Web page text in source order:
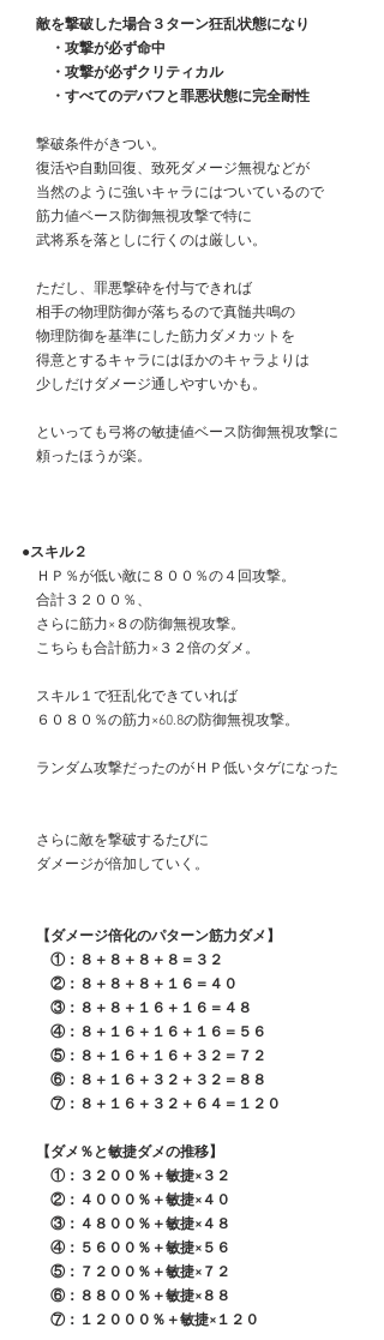
敵を撃破した場合３ターン狂乱状態になり
・攻撃が必ず命中
・攻撃が必ずクリティカル
・すべてのデバフと罪悪状態に完全耐性
撃破条件がきつい。
復活や自動回復、致死ダメージ無視などが
当然のように強いキャラにはついているので
筋力値ベース防御無視攻撃で特に
武将系を落としに行くのは厳しい。
ただし、罪悪撃砕を付与できれば
相手の物理防御が落ちるので真髄共鳴の
物理防御を基準にした筋力ダメカットを
得意とするキャラにはほかのキャラよりは
少しだけダメージ通しやすいかも。
といっても弓将の敏捷値ベース防御無視攻撃に
頼ったほうが楽。
●スキル２
ＨＰ％が低い敵に８００％の４回攻撃。
合計３２００％、
さらに筋力×８の防御無視攻撃。
こちらも合計筋力×３２倍のダメ。
スキル１で狂乱化できていれば
６０８０％の筋力×60.8の防御無視攻撃。
ランダム攻撃だったのがＨＰ低いタゲになった
さらに敵を撃破するたびに
ダメージが倍加していく。
【ダメージ倍化のパターン筋力ダメ】
①：８＋８＋８＋８＝３２
②：８＋８＋８＋１６＝４０
③：８＋８＋１６＋１６＝４８
④：８＋１６＋１６＋１６＝５６
⑤：８＋１６＋１６＋３２＝７２
⑥：８＋１６＋３２＋３２＝８８
⑦：８＋１６＋３２＋６４＝１２０
【ダメ％と敏捷ダメの推移】
①：３２００％＋敏捷×３２
②：４０００％＋敏捷×４０
③：４８００％＋敏捷×４８
④：５６００％＋敏捷×５６
⑤：７２００％＋敏捷×７２
⑥：８８００％＋敏捷×８８
⑦：１２０００％＋敏捷×１２０